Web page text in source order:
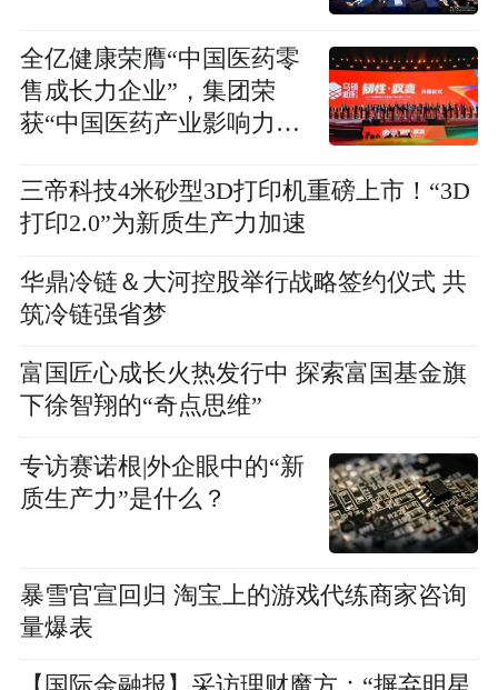
全亿健康荣膺“中国医药零
售成长力企业”，集团荣
获“中国医药产业影响力人
三帝科技4米砂型3D打印机重磅上市！“3D
打印2.0”为新质生产力加速
华鼎冷链＆大河控股举行战略签约仪式 共
筑冷链强省梦
富国匠心成长火热发行中 探索富国基金旗
下徐智翔的“奇点思维”
专访赛诺根|外企眼中的“新
质生产力”是什么？
暴雪官宣回归 淘宝上的游戏代练商家咨询
量爆表